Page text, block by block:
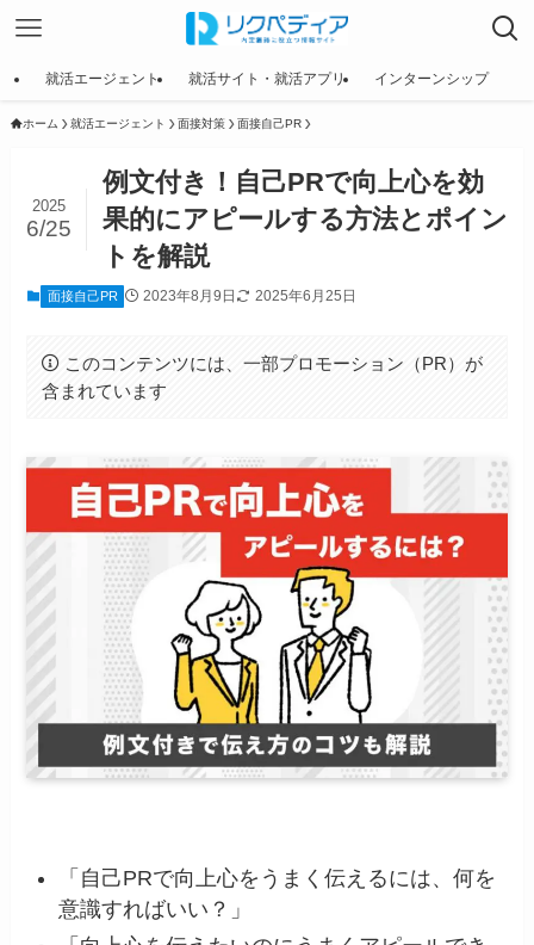
就活エージェント 就活サイト・就活アプリ インターンシップ
ホーム 就活エージェント 面接対策 面接自己PR
例文付き！自己PRで向上心を効
果的にアピールする方法とポイン
トを解説
2025
6/25
面接自己PR 2023年8月9日 2025年6月25日
このコンテンツには、一部プロモーション（PR）が
含まれています
「自己PRで向上心をうまく伝えるには、何を
意識すればいい？」